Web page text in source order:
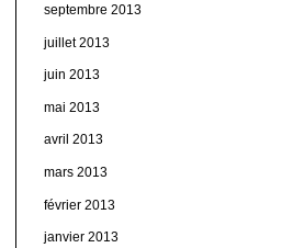
septembre 2013
juillet 2013
juin 2013
mai 2013
avril 2013
mars 2013
février 2013
janvier 2013